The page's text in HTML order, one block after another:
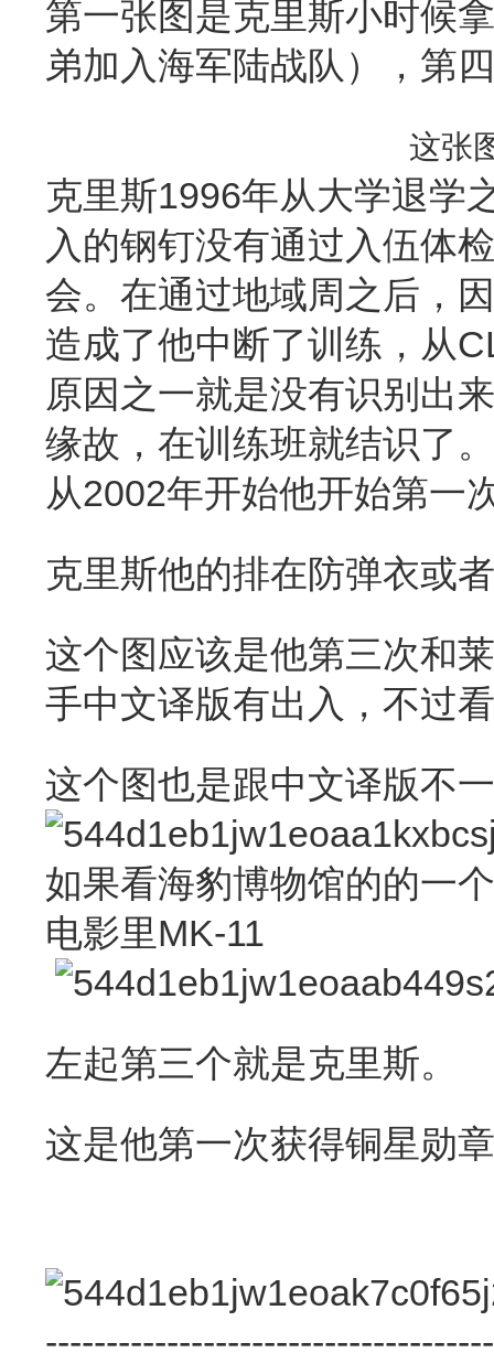
第一张图是克里斯小时候
弟加入海军陆战队），第
这张
克里斯1996年从大学退学
入的钢钉没有通过入伍体
会。在通过地域周之后，
造成了他中断了训练，从
原因之一就是没有识别出
缘故，在训练班就结识了。
从2002年开始他开始第一
克里斯他的排在防弹衣或
这个图应该是他第三次和
手中文译版有出入，不过
这个图也是跟中文译版不
如果看海豹博物馆的的一
电影里MK-11
左起第三个就是克里斯。
这是他第一次获得铜星勋